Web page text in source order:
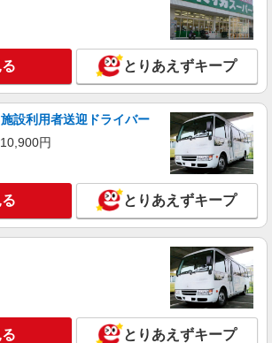
とりあえずキープ
設利用者送迎ドライバー
円
とりあえずキープ
とりあえずキープ